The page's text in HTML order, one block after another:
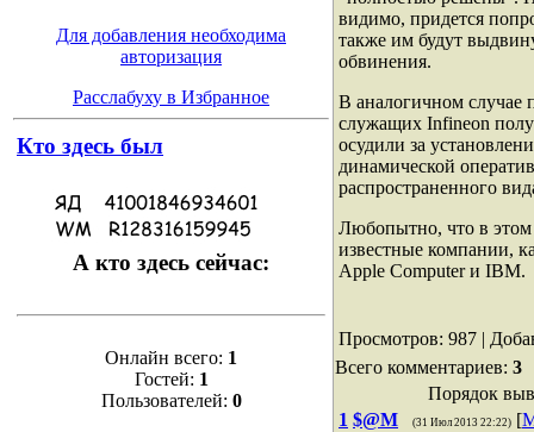
Для добавления необходима
авторизация
Расслабуху в Избранное
Кто здесь был
А кто здесь сейчас:
Онлайн всего: 1
Гостей: 1
Пользователей: 0
видимо, придется
также им будут
обвинения.
В аналогичном случае
служащих Infineon
осудили за
динамической
распространенного
Любопытно, что в этом
известные компании,
Apple Computer и IBM.
Просмотров: 987 |
Всего комментариев: 3
Порядок
1 $@M (31 Июл 2013 22:22) [